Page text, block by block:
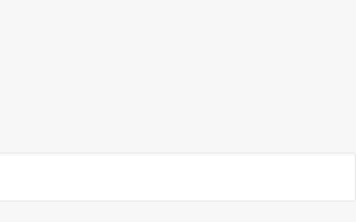
le sedie pieghevoli sono
complemento di arredo per
.
tecniche: